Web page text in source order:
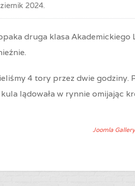
2024.
druga klasa
4 tory przez dwie godziny.
lądowała w rynnie omijając
Joomla Gallery